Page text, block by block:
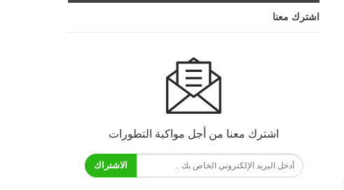
اشترك معنا
اشترك معنا من أجل مواكبة التطورات
الاشتراك